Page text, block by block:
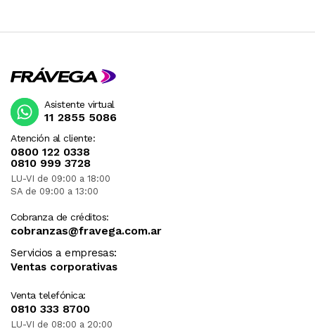
Atención al cliente:
0800 122 0338
0810 999 3728
LU-VI de 09:00 a 18:00
SA de 09:00 a 13:00
Cobranza de créditos:
cobranzas@fravega.com.ar
Servicios a empresas:
Ventas corporativas
Venta telefónica:
0810 333 8700
LU-VI de 08:00 a 20:00
Asistente virtual
11 2855 5086